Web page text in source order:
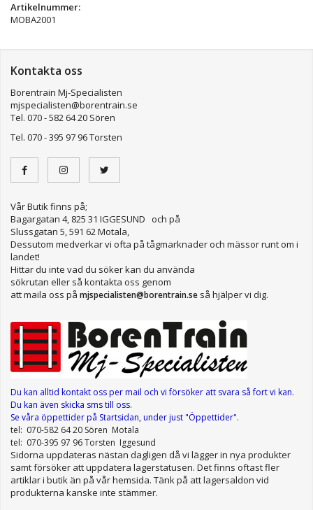
Artikelnummer:
MOBA2001
Kontakta oss
Borentrain Mj-Specialisten
mjspecialisten@borentrain.se
Tel. 070 - 582 64 20 Sören
Tel. 070 - 395 97 96 Torsten
Vår Butik finns på;
Bagargatan 4, 825 31 IGGESUND och på
Slussgatan 5, 591 62 Motala,
Dessutom medverkar vi ofta på tågmarknader och mässor runt om i
landet!
Hittar du inte vad du söker kan du använda
sökrutan eller så kontakta oss genom
att maila oss på mjspecialisten@borentrain.se så hjälper vi dig.
Du kan alltid kontakt oss per mail och vi försöker att svara så fort vi kan.
Du kan även skicka sms till oss.
Se våra öppettiderpå Startsidan, under just "Öppettider".
tel: 070-582 64 20 Sören Motala
tel: 070-395 97 96 Torsten Iggesund
Sidorna uppdateras nästan dagligen då vi lägger in nya produkter
samt försöker att uppdatera lagerstatusen. Det finns oftast fler
artiklar i butik än på vår hemsida. Tänk på att lagersaldon vid
produkterna kanske inte stämmer.